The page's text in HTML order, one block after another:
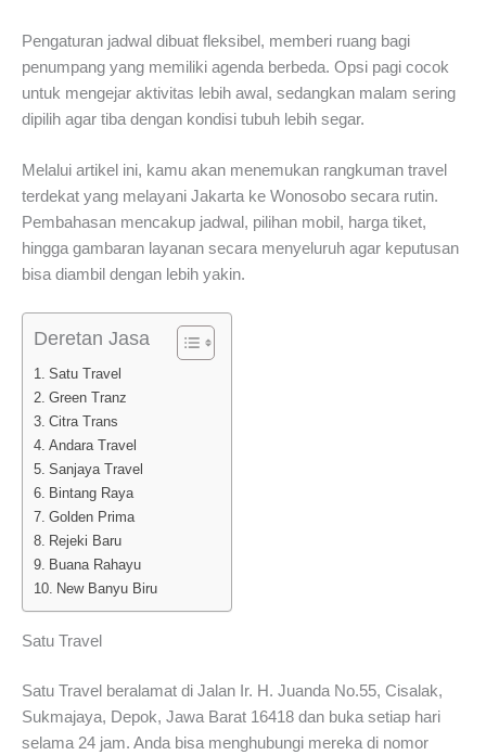
Pengaturan jadwal dibuat fleksibel, memberi ruang bagi
penumpang yang memiliki agenda berbeda. Opsi pagi cocok
untuk mengejar aktivitas lebih awal, sedangkan malam sering
dipilih agar tiba dengan kondisi tubuh lebih segar.
Melalui artikel ini, kamu akan menemukan rangkuman travel
terdekat yang melayani Jakarta ke Wonosobo secara rutin.
Pembahasan mencakup jadwal, pilihan mobil, harga tiket,
hingga gambaran layanan secara menyeluruh agar keputusan
bisa diambil dengan lebih yakin.
Deretan Jasa
Satu Travel
Green Tranz
Citra Trans
Andara Travel
Sanjaya Travel
Bintang Raya
Golden Prima
Rejeki Baru
Buana Rahayu
New Banyu Biru
Satu Travel
Satu Travel beralamat di Jalan Ir. H. Juanda No.55, Cisalak,
Sukmajaya, Depok, Jawa Barat 16418 dan buka setiap hari
selama 24 jam. Anda bisa menghubungi mereka di nomor